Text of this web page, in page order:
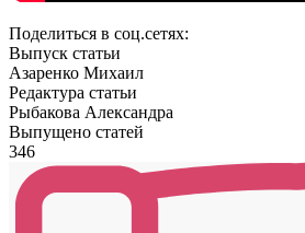
Поделиться в соц.сетях:
Выпуск статьи
Азаренко Михаил
Редактура статьи
Рыбакова Александра
Выпущено статей
346